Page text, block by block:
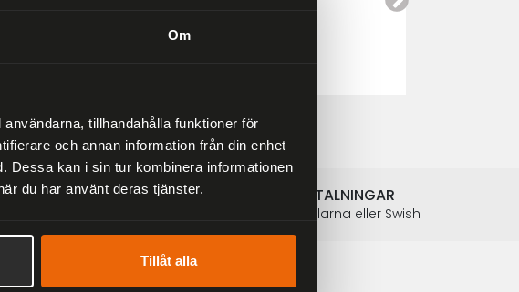
Om
tillhandahålla funktioner för
och annan information från din enhet
Dessa kan i sin tur kombinera informationen
du har använt deras tjänster.
Tillåt alla
MC-byxa
Mattsvart
SÄKRA BETALNINGAR
Betalkort, Klarna eller Swish